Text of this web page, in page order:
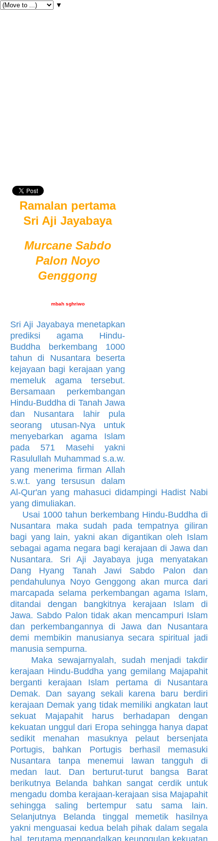
▼
Ramalan pertama
Sri Aji Jayabaya
Murcane Sabdo
Palon Noyo
Genggong
mbah sghriwo
Sri Aji Jayabaya menetapkan
prediksi agama Hindu-
Buddha berkembang 1000
tahun di Nusantara beserta
kejayaan bagi kerajaan yang
memeluk agama tersebut.
Bersamaan perkembangan
Hindu-Buddha di Tanah Jawa
dan Nusantara lahir pula
seorang utusan-Nya untuk
menyebarkan agama Islam
pada 571 Masehi yakni
Rasulullah Muhammad s.a.w.
yang menerima firman Allah
s.w.t. yang tersusun dalam
Al-Qur'an yang mahasuci didampingi Hadist Nabi
yang dimuliakan.
Usai 1000 tahun berkembang Hindu-Buddha di
Nusantara maka sudah pada tempatnya giliran
bagi yang lain, yakni akan digantikan oleh Islam
sebagai agama negara bagi kerajaan di Jawa dan
Nusantara. Sri Aji Jayabaya juga menyatakan
Dang Hyang Tanah Jawi Sabdo Palon dan
pendahulunya Noyo Genggong akan murca dari
marcapada selama perkembangan agama Islam,
ditandai dengan bangkitnya kerajaan Islam di
Jawa. Sabdo Palon tidak akan mencampuri Islam
dan perkembangannya di Jawa dan Nusantara
demi membikin manusianya secara spiritual jadi
manusia sempurna.
Maka sewajarnyalah, sudah menjadi takdir
kerajaan Hindu-Buddha yang gemilang Majapahit
berganti kerajaan Islam pertama di Nusantara
Demak. Dan sayang sekali karena baru berdiri
kerajaan Demak yang tidak memiliki angkatan laut
sekuat Majapahit harus berhadapan dengan
kekuatan unggul dari Eropa sehingga hanya dapat
sedikit menahan masuknya pelaut bersenjata
Portugis, bahkan Portugis berhasil memasuki
Nusantara tanpa menemui lawan tangguh di
medan laut. Dan berturut-turut bangsa Barat
berikutnya Belanda bahkan sangat cerdik untuk
mengadu domba kerajaan-kerajaan sisa Majapahit
sehingga saling bertempur satu sama lain.
Selanjutnya Belanda tinggal memetik hasilnya
yakni menguasai kedua belah pihak dalam segala
hal, terutama mengandalkan keunggulan kekuatan